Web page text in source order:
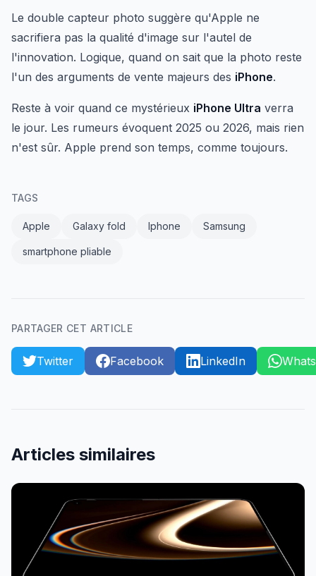
Le double capteur photo suggère qu'Apple ne
sacrifiera pas la qualité d'image sur l'autel de
l'innovation. Logique, quand on sait que la photo reste
l'un des arguments de vente majeurs des iPhone.
Reste à voir quand ce mystérieux iPhone Ultra verra
le jour. Les rumeurs évoquent 2025 ou 2026, mais rien
n'est sûr. Apple prend son temps, comme toujours.
TAGS
Apple Galaxy fold Iphone Samsung
smartphone pliable
PARTAGER CET ARTICLE
Twitter Facebook LinkedIn
Articles similaires